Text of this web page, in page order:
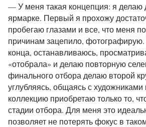
—У меня такая концепция: я делаю
ярмарке. Первый я прохожу
пробегаю глазами и все, что меня
причинам зацепило, фотографирую.
конца, останавливаюсь,
«отобрала» и делаю повторную
финального отбора делаю второй
углубляясь, общаясь с
коллекцию приобретаю только то,
стадии отбора. Для меня это
позволяет не потерять фокус в